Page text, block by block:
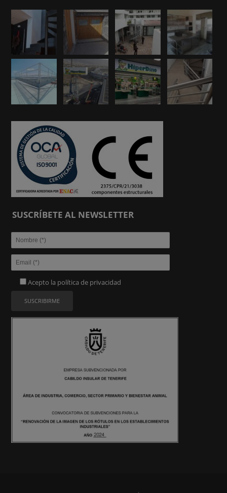
SUSCRÍBETE AL NEWSLETTER
Acepto la política de privacidad